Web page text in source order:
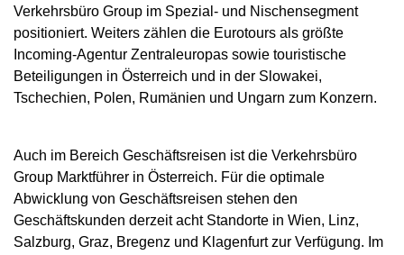
Verkehrsbüro Group im Spezial- und Nischensegment
positioniert. Weiters zählen die Eurotours als größte
Incoming-Agentur Zentraleuropas sowie touristische
Beteiligungen in Österreich und in der Slowakei,
Tschechien, Polen, Rumänien und Ungarn zum Konzern.
Auch im Bereich Geschäftsreisen ist die Verkehrsbüro
Group Marktführer in Österreich. Für die optimale
Abwicklung von Geschäftsreisen stehen den
Geschäftskunden derzeit acht Standorte in Wien, Linz,
Salzburg, Graz, Bregenz und Klagenfurt zur Verfügung. Im